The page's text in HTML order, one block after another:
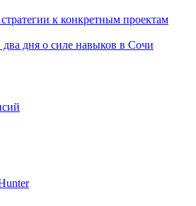
к конкретным проектам
дня о силе навыков в Сочи